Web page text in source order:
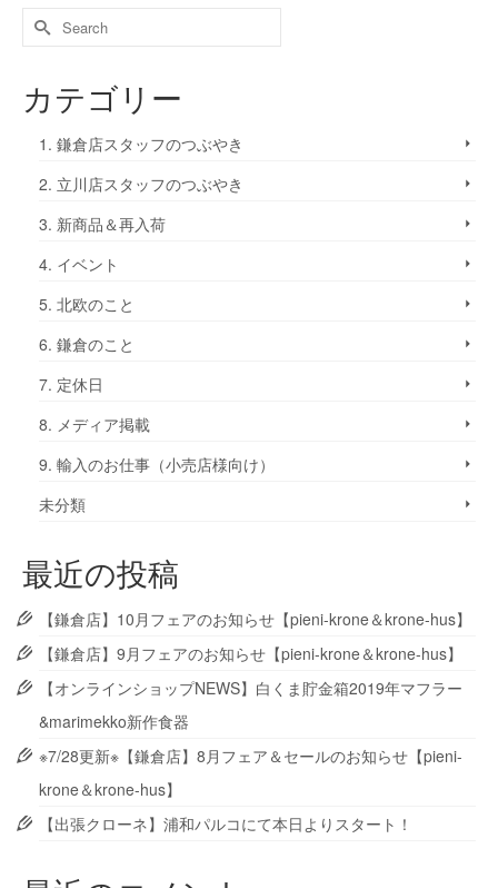
カテゴリー
1. 鎌倉店スタッフのつぶやき
2. 立川店スタッフのつぶやき
3. 新商品＆再入荷
4. イベント
5. 北欧のこと
6. 鎌倉のこと
7. 定休日
8. メディア掲載
9. 輸入のお仕事（小売店様向け）
未分類
最近の投稿
【鎌倉店】10月フェアのお知らせ【pieni-krone＆krone-hus】
【鎌倉店】9月フェアのお知らせ【pieni-krone＆krone-hus】
【オンラインショップNEWS】白くま貯金箱2019年マフラー
&marimekko新作食器
※7/28更新※【鎌倉店】8月フェア＆セールのお知らせ【pieni-
krone＆krone-hus】
【出張クローネ】浦和パルコにて本日よりスタート！